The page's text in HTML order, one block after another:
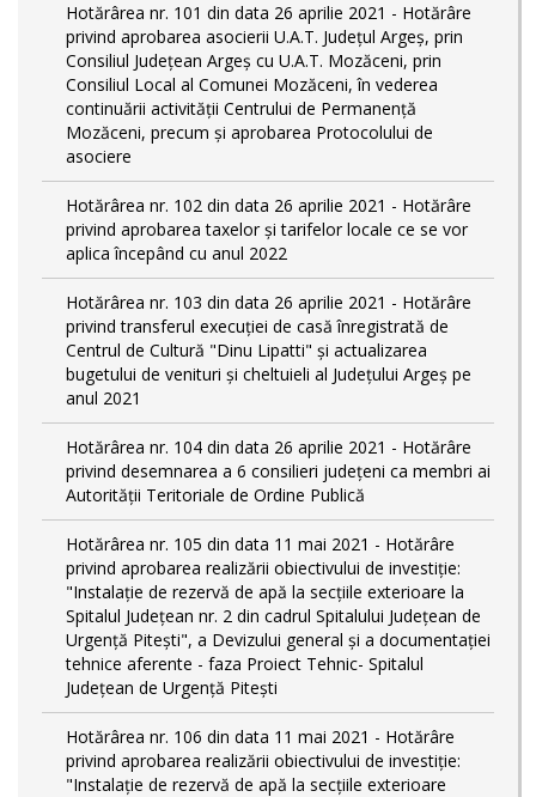
Hotărârea nr. 101 din data 26 aprilie 2021 - Hotărâre
privind aprobarea asocierii U.A.T. Județul Argeș, prin
Consiliul Județean Argeș cu U.A.T. Mozăceni, prin
Consiliul Local al Comunei Mozăceni, în vederea
continuării activității Centrului de Permanență
Mozăceni, precum și aprobarea Protocolului de
asociere
Hotărârea nr. 102 din data 26 aprilie 2021 - Hotărâre
privind aprobarea taxelor și tarifelor locale ce se vor
aplica începând cu anul 2022
Hotărârea nr. 103 din data 26 aprilie 2021 - Hotărâre
privind transferul execuției de casă înregistrată de
Centrul de Cultură "Dinu Lipatti" și actualizarea
bugetului de venituri și cheltuieli al Județului Argeș pe
anul 2021
Hotărârea nr. 104 din data 26 aprilie 2021 - Hotărâre
privind desemnarea a 6 consilieri județeni ca membri ai
Autorității Teritoriale de Ordine Publică
Hotărârea nr. 105 din data 11 mai 2021 - Hotărâre
privind aprobarea realizării obiectivului de investiție:
"Instalație de rezervă de apă la secțiile exterioare la
Spitalul Județean nr. 2 din cadrul Spitalului Județean de
Urgență Pitești", a Devizului general și a documentației
tehnice aferente - faza Proiect Tehnic- Spitalul
Județean de Urgență Pitești
Hotărârea nr. 106 din data 11 mai 2021 - Hotărâre
privind aprobarea realizării obiectivului de investiție:
"Instalație de rezervă de apă la secțiile exterioare